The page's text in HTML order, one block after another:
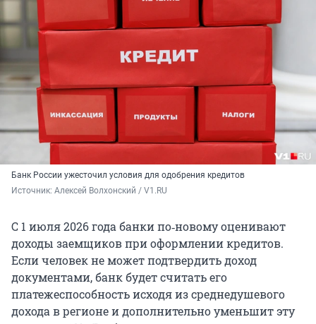
Банк России ужесточил условия для одобрения кредитов
Источник: Алексей Волхонский / V1.RU
С 1 июля 2026 года банки по‑новому оценивают
доходы заемщиков при оформлении кредитов.
Если человек не может подтвердить доход
документами, банк будет считать его
платежеспособность исходя из среднедушевого
дохода в регионе и дополнительно уменьшит эту